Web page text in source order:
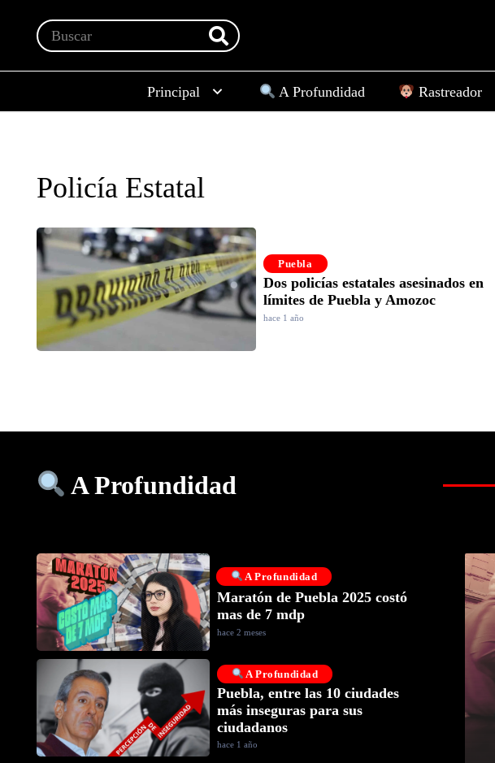
Principal A Profundidad Rastreador
Policía Estatal
Puebla
Dos policías estatales asesinados en
límites de Puebla y Amozoc
hace 1 año
A Profundidad
A Profundidad
Maratón de Puebla 2025 costó
mas de 7 mdp
hace 2 meses
A Profundidad
Puebla, entre las 10 ciudades
más inseguras para sus
ciudadanos
hace 1 año